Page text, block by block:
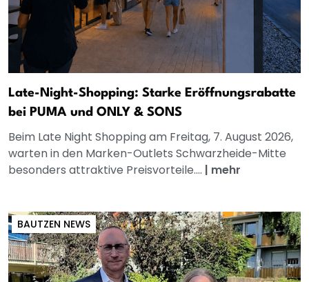
Late-Night-Shopping: Starke Eröffnungsrabatte
bei PUMA und ONLY & SONS
Beim Late Night Shopping am Freitag, 7. August 2026,
warten in den Marken-Outlets Schwarzheide-Mitte
besonders attraktive Preisvorteile.... | mehr
BAUTZEN NEWS